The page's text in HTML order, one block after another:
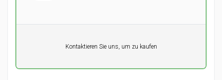
Kontaktieren Sie uns, um zu kaufen